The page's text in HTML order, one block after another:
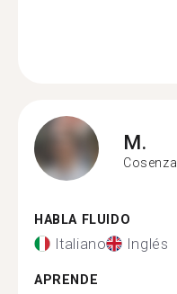
M.
Cosenza
HABLA FLUIDO
Italiano Inglés
APRENDE